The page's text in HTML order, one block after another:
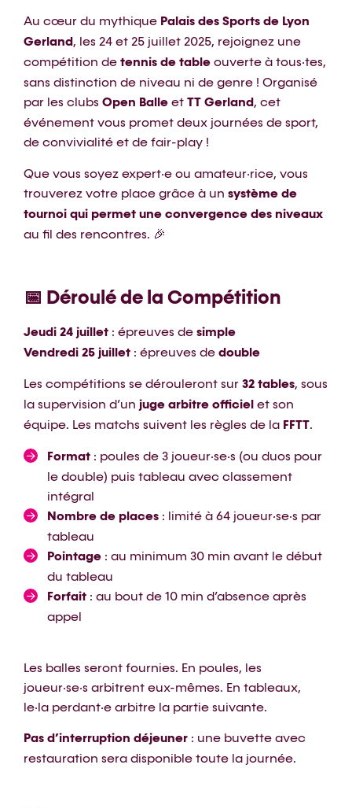
Au cœur du mythique Palais des Sports de Lyon
Gerland, les 24 et 25 juillet 2025, rejoignez une
compétition de tennis de table ouverte à tous·tes,
sans distinction de niveau ni de genre ! Organisé
par les clubs Open Balle et TT Gerland, cet
événement vous promet deux journées de sport,
de convivialité et de fair-play !
Que vous soyez expert·e ou amateur·rice, vous
trouverez votre place grâce à un système de
tournoi qui permet une convergence des niveaux
au fil des rencontres. 🎉
📅 Déroulé de la Compétition
Jeudi 24 juillet : épreuves de simple
Vendredi 25 juillet : épreuves de double
Les compétitions se dérouleront sur 32 tables, sous
la supervision d’un juge arbitre officiel et son
équipe. Les matchs suivent les règles de la FFTT.
Format : poules de 3 joueur·se·s (ou duos pour
le double) puis tableau avec classement
intégral
Nombre de places : limité à 64 joueur·se·s par
tableau
Pointage : au minimum 30 min avant le début
du tableau
Forfait : au bout de 10 min d’absence après
appel
Les balles seront fournies. En poules, les
joueur·se·s arbitrent eux-mêmes. En tableaux,
le·la perdant·e arbitre la partie suivante.
Pas d’interruption déjeuner : une buvette avec
restauration sera disponible toute la journée.